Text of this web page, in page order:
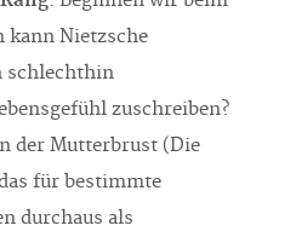
kann Nietzsche
schlechthin
zuschreiben?
der Mutterbrust (Die
für bestimmte
durchaus als